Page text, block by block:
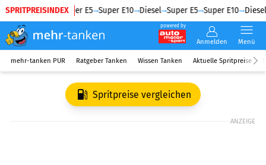
SPRITPREISINDEX
Diesel Super E5 Super E10 Diesel Super E5 Super E10 Diesel
powered by
Anmelden Menü
mehr-tanken PUR Ratgeber Tanken Wissen Tanken Aktuelle Spritpreise
Spritpreise vergleichen
ANZEIGE